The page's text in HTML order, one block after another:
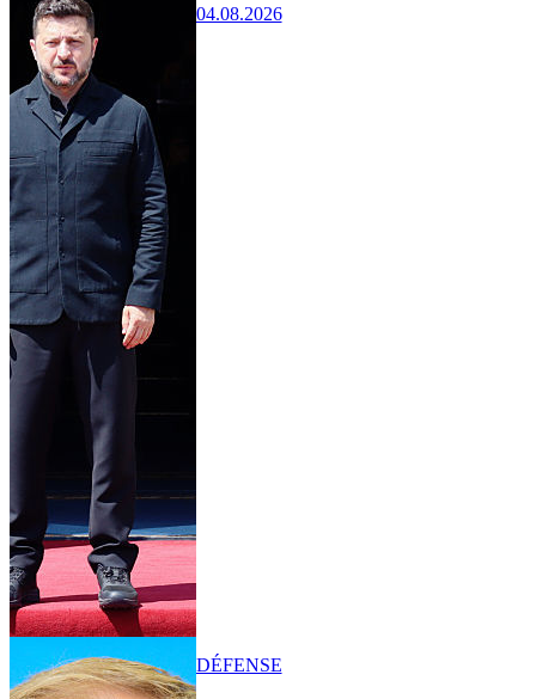
04.08.2026
DÉFENSE